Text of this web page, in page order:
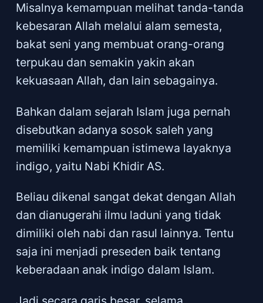
Misalnya kemampuan melihat tanda-tanda
kebesaran Allah melalui alam semesta,
bakat seni yang membuat orang-orang
terpukau dan semakin yakin akan
kekuasaan Allah, dan lain sebagainya.
Bahkan dalam sejarah Islam juga pernah
disebutkan adanya sosok saleh yang
memiliki kemampuan istimewa layaknya
indigo, yaitu Nabi Khidir AS.
Beliau dikenal sangat dekat dengan Allah
dan dianugerahi ilmu laduni yang tidak
dimiliki oleh nabi dan rasul lainnya. Tentu
saja ini menjadi preseden baik tentang
keberadaan anak indigo dalam Islam.